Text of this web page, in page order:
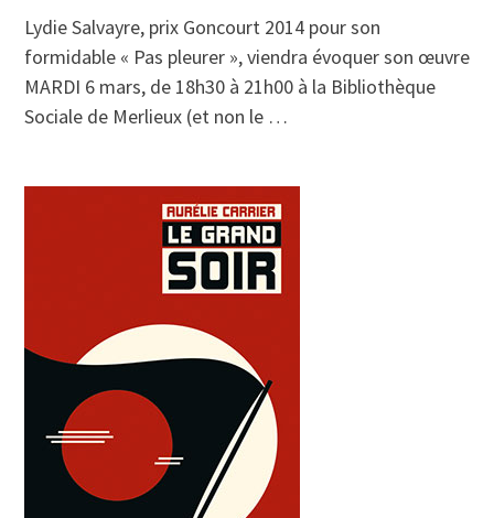
Lydie Salvayre, prix Goncourt 2014 pour son
formidable « Pas pleurer », viendra évoquer son œuvre
MARDI 6 mars, de 18h30 à 21h00 à la Bibliothèque
Sociale de Merlieux (et non le …